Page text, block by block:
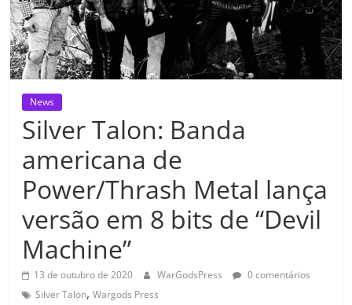
News
Silver Talon: Banda
americana de
Power/Thrash Metal lança
versão em 8 bits de “Devil
Machine”
13 de outubro de 2020 WarGodsPress
0 comentários
Silver Talon,Wargods Press